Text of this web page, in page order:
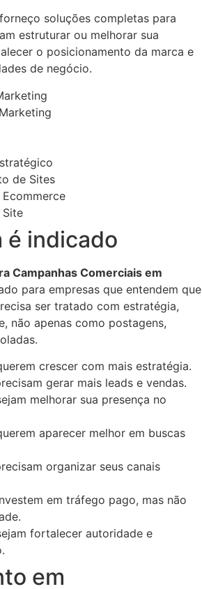
soluções completas para
estruturar ou melhorar sua
o posicionamento da marca e
de negócio.
de Sites
Site
é indicado
Campanhas Comerciais em
para empresas que entendem que
ser tratado com estratégia,
não apenas como postagens,
crescer com mais estratégia.
gerar mais leads e vendas.
melhorar sua presença no
aparecer melhor em buscas
organizar seus canais
em tráfego pago, mas não
fortalecer autoridade e
em